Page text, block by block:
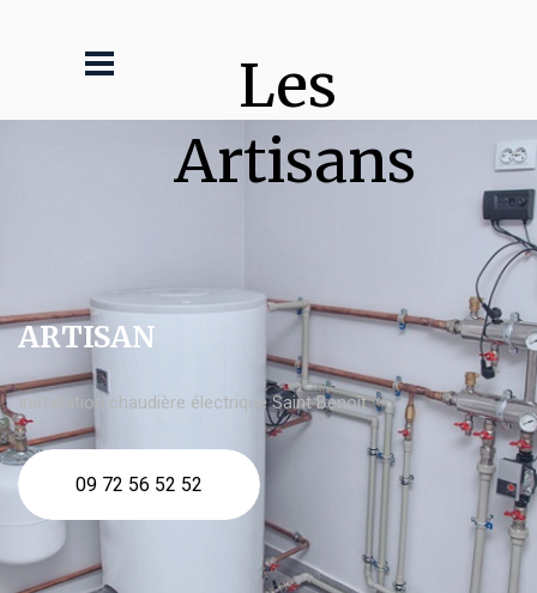
Les
Artisans
ARTISAN
Installation chaudière électrique Saint Benoît
09 72 56 52 52